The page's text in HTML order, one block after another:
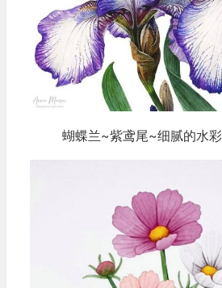
蝴蝶兰~紫鸢尾~细腻的水